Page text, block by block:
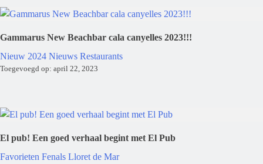
Gammarus New Beachbar cala canyelles 2023!!!
Nieuw 2024 Nieuws Restaurants
Toegevoegd op: april 22, 2023
El pub! Een goed verhaal begint met El Pub
Favorieten Fenals Lloret de Mar